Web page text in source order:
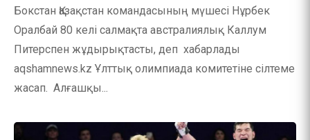
Бокстан Қазақстан командасының мүшесі Нұрбек
Оралбай 80 келі салмақта австралиялық Каллум
Питерспен жұдырықтасты, деп хабарлады
aqshamnews.kz Ұлттық олимпиада комитетіне сілтеме
жасап. Алғашқы...